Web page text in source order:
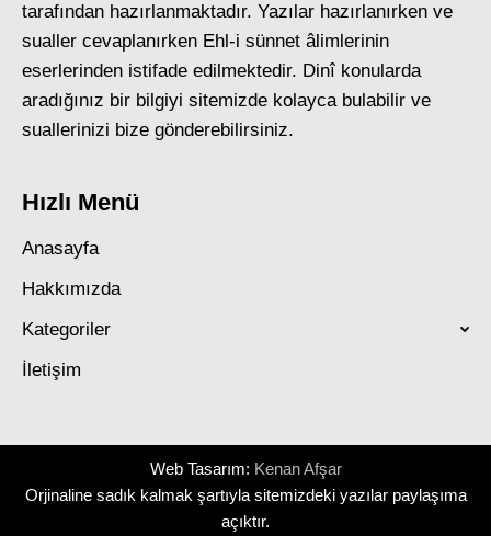
tarafından hazırlanmaktadır. Yazılar hazırlanırken ve
sualler cevaplanırken Ehl-i sünnet âlimlerinin
eserlerinden istifade edilmektedir. Dinî konularda
aradığınız bir bilgiyi sitemizde kolayca bulabilir ve
suallerinizi bize gönderebilirsiniz.
Hızlı Menü
Anasayfa
Hakkımızda
Kategoriler
İletişim
Web Tasarım: Kenan Afşar
Orjinaline sadık kalmak şartıyla sitemizdeki yazılar paylaşıma
açıktır.